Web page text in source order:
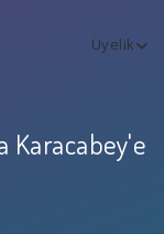
Üyelik
Karacabey'e